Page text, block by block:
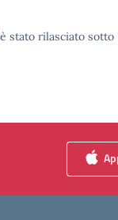
stato rilasciato